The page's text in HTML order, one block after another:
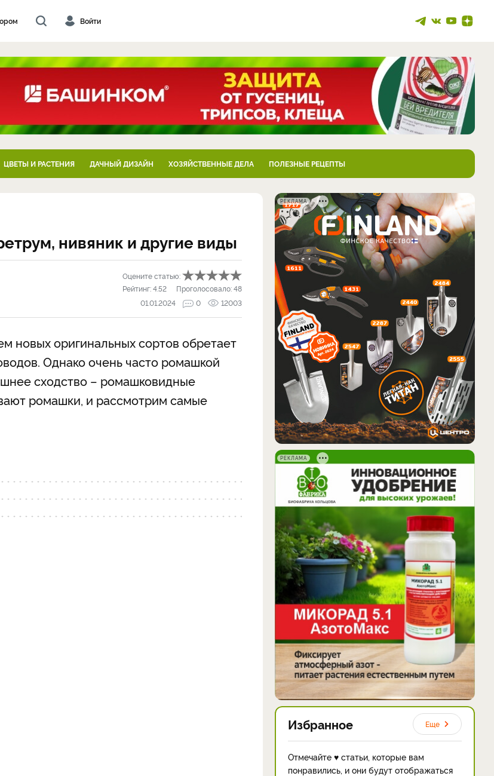
Войти
ЦВЕТЫ И РАСТЕНИЯ ДАЧНЫЙ ДИЗАЙН ХОЗЯЙСТВЕННЫЕ ДЕЛА ПОЛЕЗНЫЕ РЕЦЕПТЫ
нивяник и другие виды
Оцените статью:
Рейтинг:4.52 Проголосовало:48
01.01.2024
0 12003
новых оригинальных сортов обретает
Однако очень часто ромашкой
сходство – ромашковидные
ромашки, и рассмотрим самые
РЕКЛАМА
РЕКЛАМА
Избранное Еще
Отмечайте ♥ статьи, которые вам
понравились, и они будут отображаться